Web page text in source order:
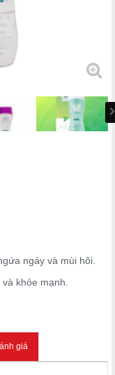
ngáy và mùi hôi.
khỏe mạnh.
giá